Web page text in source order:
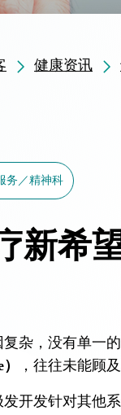
健康资讯
务／精神科
新希
杂，没有单一
，往往未能顾
开发针对其他